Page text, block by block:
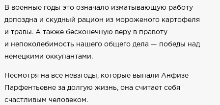
В военные годы это означало изматывающую работу
допоздна и скудный рацион из мороженого картофеля
и травы. А также бесконечную веру в правоту
и непоколебимость нашего общего дела — победы над
немецкими оккупантами.
Несмотря на все невзгоды, которые выпали Анфизе
Парфентьевне за долгую жизнь, она считает себя
счастливым человеком.